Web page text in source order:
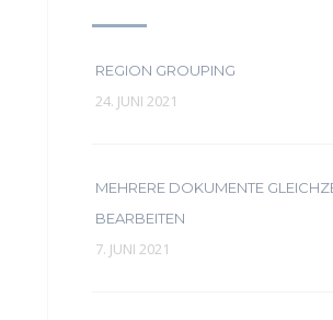
REGION GROUPING
24. JUNI 2021
MEHRERE DOKUMENTE
BEARBEITEN
7. JUNI 2021